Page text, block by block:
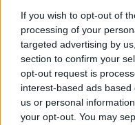
If you wish to opt-out of
processing of your
targeted advertising by
section to confirm your
opt-out request is
interest-based ads
us or personal
your opt-out. You may
absolvirea
Prețuri
costă un litru
început de
tarife din țară